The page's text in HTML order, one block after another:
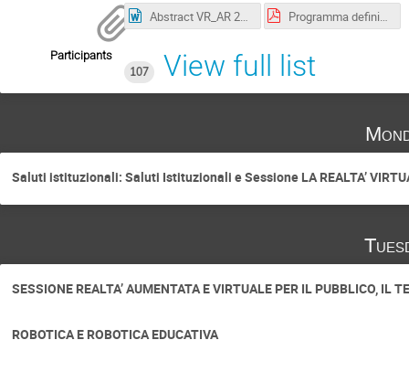
Abstract VR_AR 2022.docx Programma definitivo VR AR.pdf
Participants
107
View full list
Saluti istituzionali: Saluti Istituzionali e Sessione LA REALTA’
SESSIONE REALTA’ AUMENTATA E VIRTUALE PER IL PUBBLICO, IL
ROBOTICA E ROBOTICA EDUCATIVA